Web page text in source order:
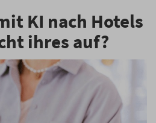
KI nach Hotels
ihres auf?